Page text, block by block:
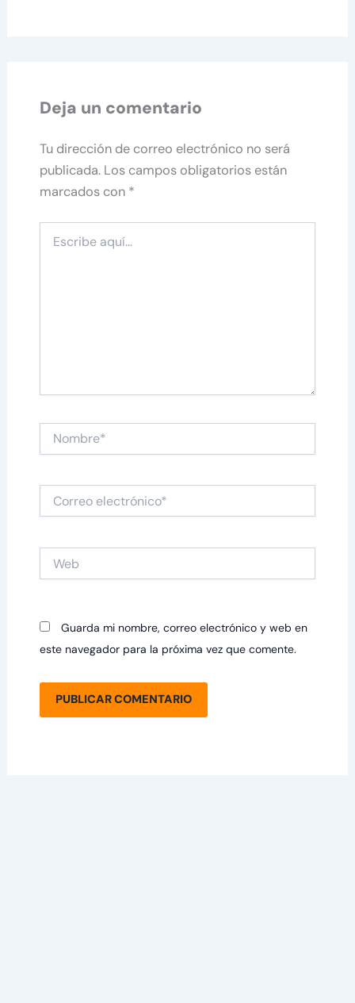
Deja un comentario
Tu dirección de correo electrónico no será
publicada. Los campos obligatorios están
marcados con *
aquí...
Nombre*
electrónico*
Guarda mi nombre, correo electrónico y web en
este navegador para la próxima vez que comente.